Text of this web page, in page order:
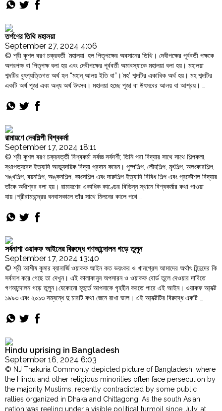
তর্পণের তিথি মহালয়া
September 27, 2024 4:06
© শ্রী কুশল বরণ চক্রবর্তী ‘মহালয়া’ হল পিতৃপক্ষের অবসানের তিথি। দেবীপক্ষের পূর্ববর্তী পক্ষকে
অপরপক্ষ বা পিতৃপক্ষ বলা হয় এবং দেবীপক্ষের পূর্ববর্তী অমাবস্যাকে মহালয়া বলা হয়। মহালয়া
শব্দটির বুৎপ্যত্তিগত অর্থ হল “মহান্‌ আলয় ইতি বা”।‘মহ’ শব্দটির একাধিক অর্থ হয়। মহ শব্দটির
একটি অর্থ পূজা এবং অন্য অর্থ উৎসব। মহালয়া হচ্ছে পূজা বা উৎসবের আলয় বা আশ্রয়। …
রামায়ণে দেবশিল্পী বিশ্বকর্মা
September 17, 2024 18:11
© শ্রী কুশল বরণ চক্রবর্ত্তী বিশ্বকর্মা সর্বজ্ঞ সর্বদর্শী; তিনি পরা বিদ্যার সাথে সাথে শিল্পকলা,
স্থাপত্যবেদ ইত্যাদি আভ্যুদয়িক বিদ্যা প্রদান করেন। পুষ্পশিল্প, লৌহশিল্প, মৃৎশিল্প, অলংকারশিল্প,
শঙ্খশিল্প, বয়নশিল্প, অঙ্কনশিল্প, কাংসশিল্প এবং দারুশিল্প ইত্যাদি বিবিধ শিল্প এবং প্রকৌশল বিদ্যার
তাঁকে অধীশ্বর বলা হয়। রামায়ণের একাধিক কাণ্ডের বিভিন্ন স্থানে বিশ্বকর্মার কথা পাওয়া
যায়।শ্রীরামচন্দ্রের বনবাসকালে তাঁর সাথে মিলনের কালে পথে …
সর্বনাশা ওয়াকফ আইনের বিরুদ্ধে গণআন্দোলন গড়ে তুলুন
September 17, 2024 13:40
© শ্রী আশীষ কুমার ব্যানার্জি ওয়াকফ আইন কত ভয়ংকর ও খানগ্রেস আমাদের অর্থাৎ হিন্দুদের কি
সর্বনাশ করে গেছে তা দেখুন। এই কালাকানুন অপসারন ও ওয়াকফ বোর্ড তুলে দেওয়ার দাবিতে
গণআন্দোলন গড়ে তুলুন‌।যেকোনো মূহুর্তে আপনাকে গৃহহীন করতে পারে এই আইন। ওয়াকফ আ্যক্ট
১৯৯৩ এবং ২০১৩ সম্বন্ধে দু চারটি কথা জেনে রাখা ভাল। এই আ্যক্টটির বিরুদ্ধে একটি …
গণআন্দোলন
গড়ে
তুলুন"
Hindu uprising in Bangladesh
September 16, 2024 6:03
© NJ Thakuria Commonly depicted picture of Bangladesh, where
the Hindu and other religious minorities often face persecution by
the majority Muslims, recently contradicted by some public
rallies organized in Dhaka and Chittagong. As the south Asian
nation was reeling under a visible political turmoil since July, at